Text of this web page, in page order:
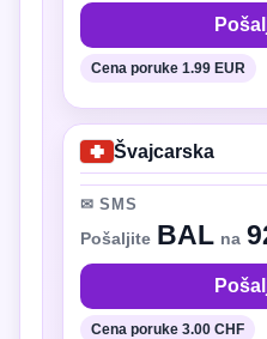
Cena poruke 1.99 EUR
Švajcarska
✉ SMS
Pošaljite BAL na
Cena poruke 3.00 CHF